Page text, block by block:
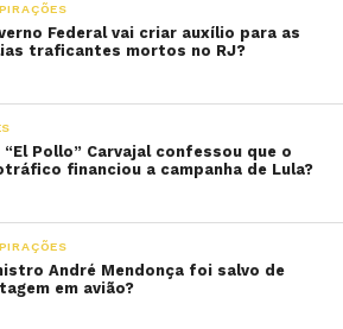
Federal vai criar auxílio para as
traficantes mortos no RJ?
“El Pollo” Carvajal confessou que o
financiou a campanha de Lula?
André Mendonça foi salvo de
em avião?